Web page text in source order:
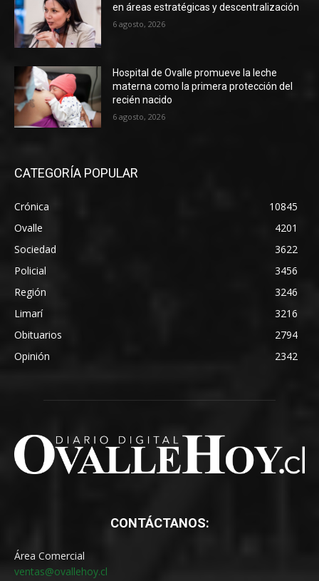
en áreas estratégicas y descentralización
6 agosto, 2026
Hospital de Ovalle promueve la leche
materna como la primera protección del
recién nacido
6 agosto, 2026
CATEGORÍA POPULAR
Crónica
10845
Ovalle
4201
Sociedad
3622
Policial
3456
Región
3246
Limarí
3216
Obituarios
2794
Opinión
2342
CONTÁCTANOS:
Área Comercial
ventas@ovallehoy.cl